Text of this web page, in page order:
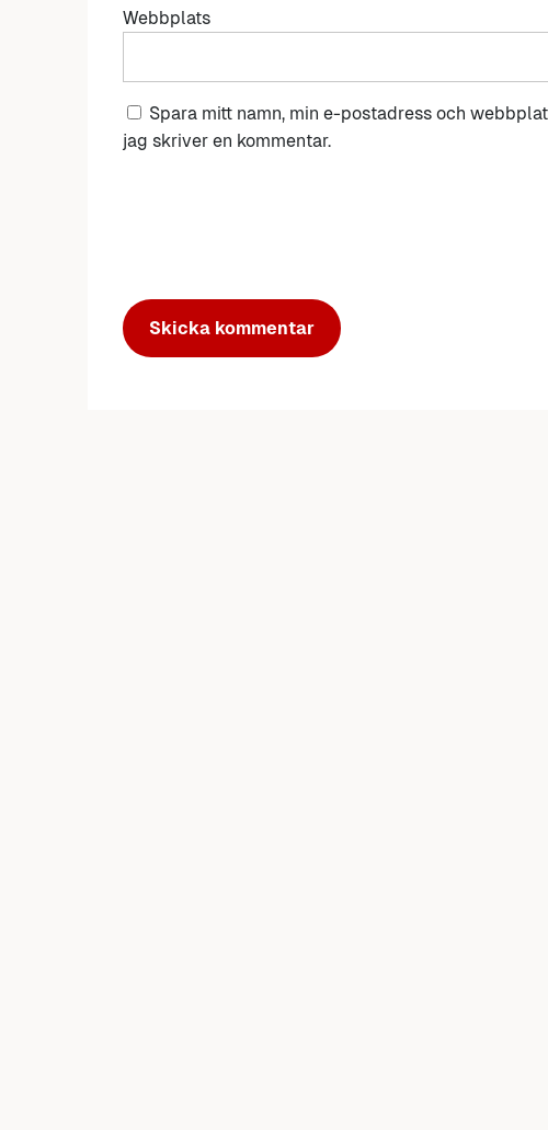
Webbplats
Spara mitt namn, min e-postadress och
jag skriver en kommentar.